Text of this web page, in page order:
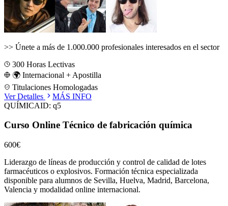
>> Únete a más de 1.000.000 profesionales interesados en el sector
300 Horas Lectivas
🌍 Internacional + Apostilla
Titulaciones Homologadas
Ver Detalles
MÁS INFO
QUÍMICAID: q5
Curso Online Técnico de fabricación química
600€
Liderazgo de líneas de producción y control de calidad de lotes
farmacéuticos o explosivos. Formación técnica especializada
disponible para alumnos de Sevilla, Huelva, Madrid, Barcelona,
Valencia y modalidad online internacional.